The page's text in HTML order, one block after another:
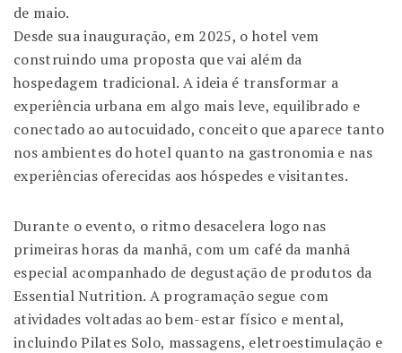
de maio.
Desde sua inauguração, em 2025, o hotel vem
construindo uma proposta que vai além da
hospedagem tradicional. A ideia é transformar a
experiência urbana em algo mais leve, equilibrado e
conectado ao autocuidado, conceito que aparece tanto
nos ambientes do hotel quanto na gastronomia e nas
experiências oferecidas aos hóspedes e visitantes.
Durante o evento, o ritmo desacelera logo nas
primeiras horas da manhã, com um café da manhã
especial acompanhado de degustação de produtos da
Essential Nutrition. A programação segue com
atividades voltadas ao bem-estar físico e mental,
incluindo Pilates Solo, massagens, eletroestimulação e